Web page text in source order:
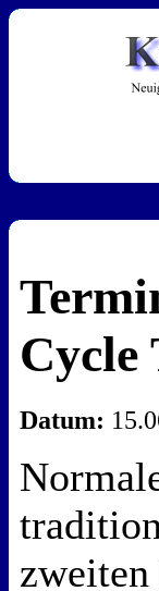
Cycle
Datum: